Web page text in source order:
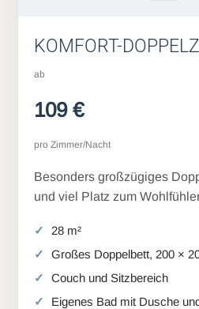
KOMFORT-
ab
109 €
pro Zimmer/Nacht
Besonders großzügiges
und viel Platz zum
28 m²
Großes Doppelbett, 200 ×
Couch und Sitzbereich
Eigenes Bad mit Dusche